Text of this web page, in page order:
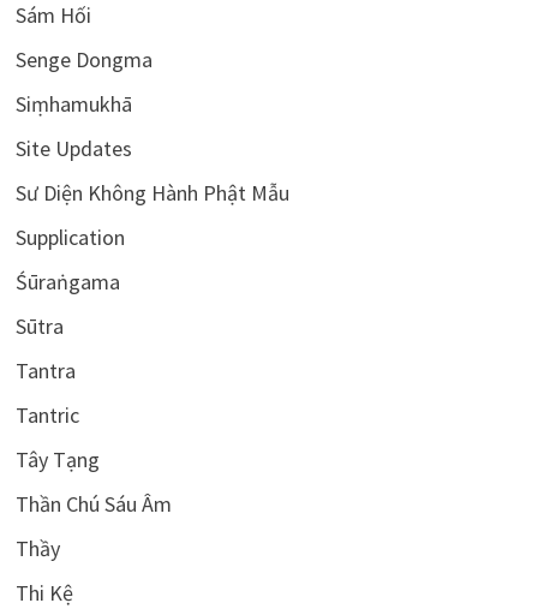
Sám Hối
Senge Dongma
Siṃhamukhā
Site Updates
Sư Diện Không Hành Phật Mẫu
Supplication
Śūraṅgama
Sūtra
Tantra
Tantric
Tây Tạng
Thần Chú Sáu Âm
Thầy
Thi Kệ